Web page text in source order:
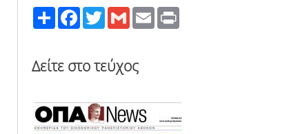
ShareFacebook
TwitterGmailEmailPrint
Δείτε στο τεύχος